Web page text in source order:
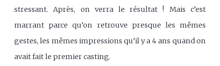
stressant. Après, on verra le résultat ! Mais c’est
marrant parce qu’on retrouve presque les mêmes
gestes, les mêmes impressions qu’il y a 4 ans quand on
avait fait le premier casting.